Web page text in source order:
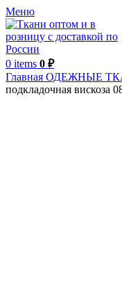
Меню
0 items 0 ₽
Главная ОДЕЖНЫЕ
подкладочная вискоза